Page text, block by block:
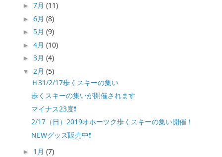
►7月(11)
►6月(8)
► 5月(9)
►4月(10)
►3月(4)
▼ 2月(5)
Ｈ31/2/17歩くスキーの集い
歩くスキーの集いが開催されます
マイナス23度❗️
2/17（日）2019オホーツク歩くスキーの集い開催！
NEWグッズ販売中❗️
► 1月(7)